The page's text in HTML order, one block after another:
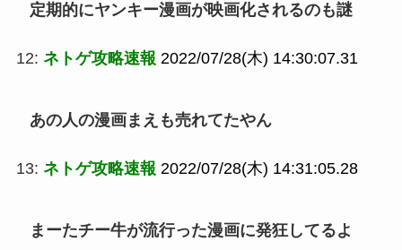
定期的にヤンキー漫画が映画化されるのも謎
12: ネトゲ攻略速報 2022/07/28(木) 14:30:07.31
あの人の漫画まえも売れてたやん
13: ネトゲ攻略速報 2022/07/28(木) 14:31:05.28
まーたチー牛が流行った漫画に発狂してるよ